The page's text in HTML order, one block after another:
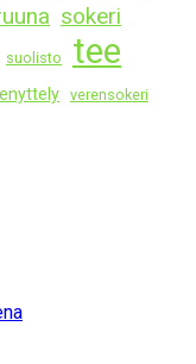
sokeri
suolisto tee
verensokeri